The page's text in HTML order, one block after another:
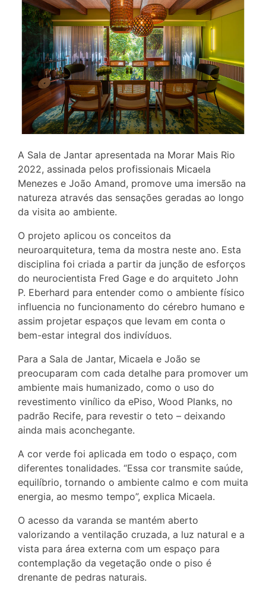
A Sala de Jantar apresentada na Morar Mais Rio
2022, assinada pelos profissionais Micaela
Menezes e João Amand, promove uma imersão na
natureza através das sensações geradas ao longo
da visita ao ambiente.
O projeto aplicou os conceitos da
neuroarquitetura, tema da mostra neste ano. Esta
disciplina foi criada a partir da junção de esforços
do neurocientista Fred Gage e do arquiteto John
P. Eberhard para entender como o ambiente físico
influencia no funcionamento do cérebro humano e
assim projetar espaços que levam em conta o
bem-estar integral dos indivíduos.
Para a Sala de Jantar, Micaela e João se
preocuparam com cada detalhe para promover um
ambiente mais humanizado, como o uso do
revestimento vinílico da ePiso, Wood Planks, no
padrão Recife, para revestir o teto – deixando
ainda mais aconchegante.
A cor verde foi aplicada em todo o espaço, com
diferentes tonalidades. “Essa cor transmite saúde,
equilíbrio, tornando o ambiente calmo e com muita
energia, ao mesmo tempo”, explica Micaela.
O acesso da varanda se mantém aberto
valorizando a ventilação cruzada, a luz natural e a
vista para área externa com um espaço para
contemplação da vegetação onde o piso é
drenante de pedras naturais.